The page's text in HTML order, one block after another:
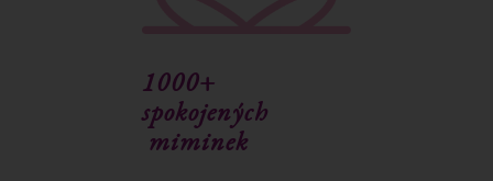
1000+
spokojených
miminek